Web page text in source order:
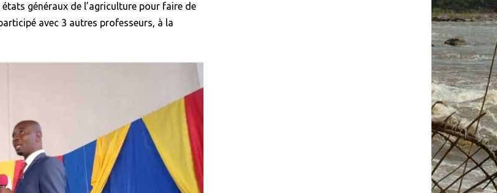
généraux de l’agriculture pour faire de
avec 3 autres professeurs, à la